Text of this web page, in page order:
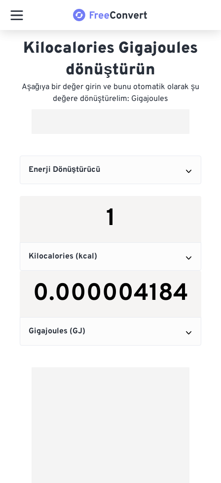
Kilocalories Gigajoules
dönüştürün
Aşağıya bir değer girin ve bunu otomatik olarak şu
değere dönüştürelim: Gigajoules